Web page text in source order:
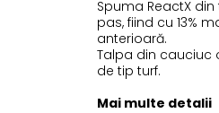
Spuma ReactX
pas, fiind cu 13%
anterioară.
Talpa din cauciuc
de tip turf.
Mai multe detalii